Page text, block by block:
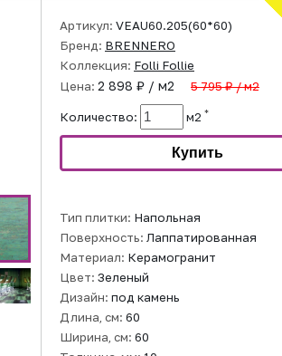
Артикул: VEAU60.205(60*60)
Бренд: BRENNERO
Коллекция: Folli Follie
Цена: 2 898 ₽ / м2 5 795 ₽ / м2
Количество: м2 *
Тип плитки: Напольная
Поверхность: Лаппатированная
Материал: Керамогранит
Цвет: Зеленый
Дизайн: под камень
Длина, см: 60
Ширина, см: 60